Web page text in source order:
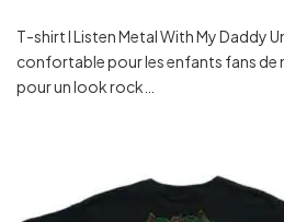
T-shirt I Listen Metal With My Daddy
confortable pour les enfants fans de
pour un look rock…